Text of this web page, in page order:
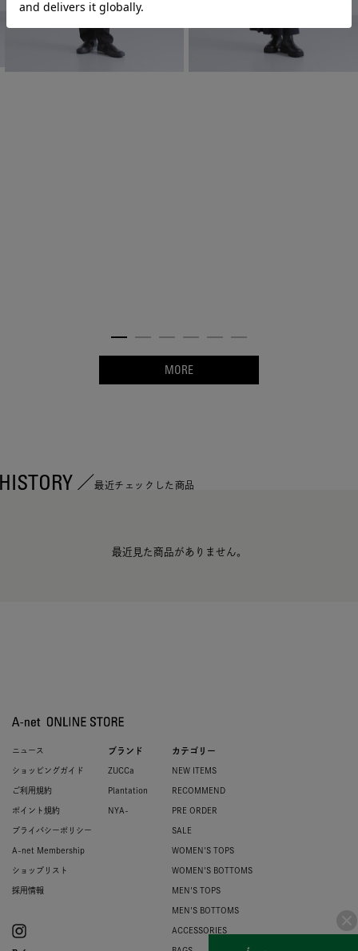
MORE
最近チェックした商品
最近見た商品がありません。
ニュース
ショッピングガイド
ご利用規約
ポイント規約
プライバシーポリシー
A-net Membership
ショップリスト
採用情報
ブランド
ZUCCa
Plantation
NYA-
カテゴリー
NEW ITEMS
RECOMMEND
PRE ORDER
SALE
WOMEN'S TOPS
WOMEN'S BOTTOMS
MEN'S TOPS
MEN'S BOTTOMS
ACCESSORIES